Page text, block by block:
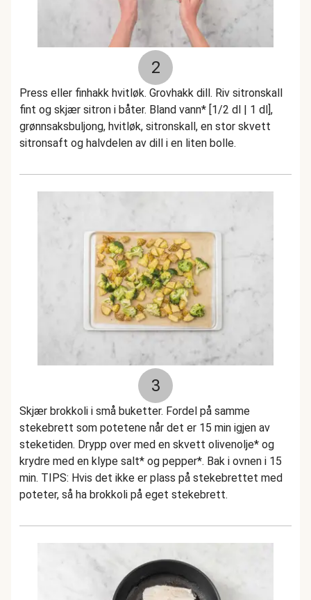
2
Press eller finhakk hvitløk. Grovhakk dill. Riv sitronskall
fint og skjær sitron i båter. Bland vann* [1/2 dl | 1 dl],
grønnsaksbuljong, hvitløk, sitronskall, en stor skvett
sitronsaft og halvdelen av dill i en liten bolle.
3
Skjær brokkoli i små buketter. Fordel på samme
stekebrett som potetene når det er 15 min igjen av
steketiden. Drypp over med en skvett olivenolje* og
krydre med en klype salt* og pepper*. Bak i ovnen i 15
min. TIPS: Hvis det ikke er plass på stekebrettet med
poteter, så ha brokkoli på eget stekebrett.